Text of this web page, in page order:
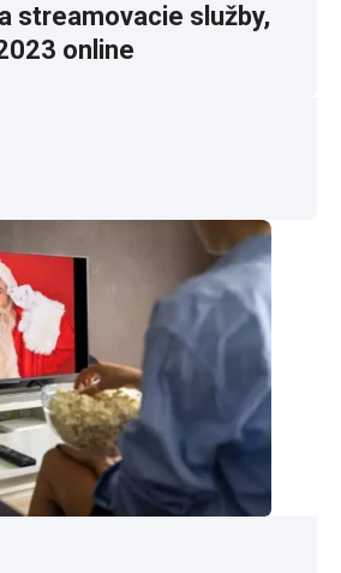
streamovacie služby,
online